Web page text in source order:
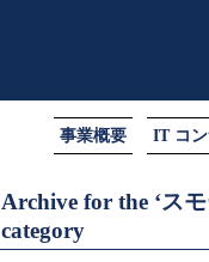
事業概要 IT コ
Archive for the ‘ス
category